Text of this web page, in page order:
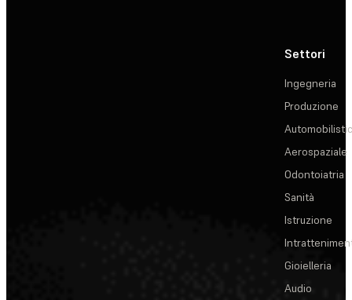
Settori
Ingegneria
Produzione
Aerospaziale
Odontoiatria
Sanità
Istruzione
Gioielleria
Audio